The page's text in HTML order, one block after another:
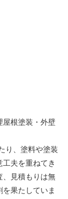
屋根塗装・外壁
り、塗料や塗装
夫を重ねてき
、見積もりは無
果たしていま